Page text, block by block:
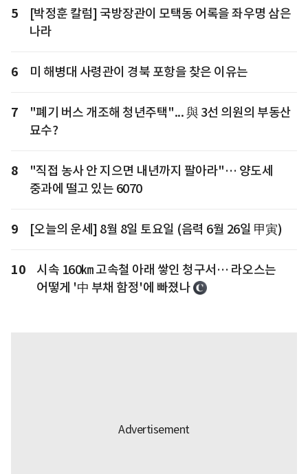
5
[박정훈 칼럼] 국방장관이 모택동 어록을 좌우명 삼은
나라
6 미 해병대 사령관이 경북 포항을 찾은 이유는
7
"폐기 버스 개조해 청년주택"... 與 3선 의원의 부동산
묘수?
8
"직접 농사 안 지으면 내년까지 팔아라"… 양도세
중과에 떨고 있는 6070
9 [오늘의 운세] 8월 8일 토요일 (음력 6월 26일 甲寅)
10
시속 160㎞ 고속철 아래 쌓인 청구서… 라오스는
어떻게 '中 부채 함정'에 빠졌나